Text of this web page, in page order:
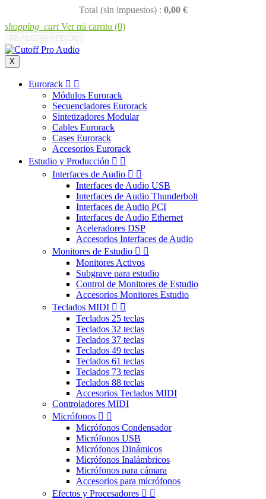
Total (sin impuestos) : 0,00 €
shopping_cart Ver mi carrito (0)
X
Eurorack  
Módulos Eurorack
Secuenciadores Eurorack
Sintetizadores Modular
Cables Eurorack
Cases Eurorack
Accesorios Eurorack
Estudio y Producción  
Interfaces de Audio  
Interfaces de Audio USB
Interfaces de Audio Thunderbolt
Interfaces de Audio PCI
Interfaces de Audio Ethernet
Aceleradores DSP
Accesorios Interfaces de Audio
Monitores de Estudio  
Monitores Activos
Subgrave para estudio
Control de Monitores de Estudio
Accesorios Monitores Estudio
Teclados MIDI  
Teclados 25 teclas
Teclados 32 teclas
Teclados 37 teclas
Teclados 49 teclas
Teclados 61 teclas
Teclados 73 teclas
Teclados 88 teclas
Accesorios Teclados MIDI
Controladores MIDI
Micrófonos  
Micrófonos Condensador
Micrófonos USB
Micrófonos Dinámicos
Micrófonos Inalámbricos
Micrófonos para cámara
Accesorios para micrófonos
Efectos y Procesadores  